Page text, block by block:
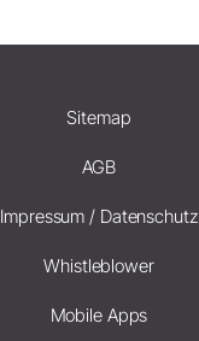
Sitemap
AGB
Impressum / Datenschutz
Whistleblower
Mobile Apps